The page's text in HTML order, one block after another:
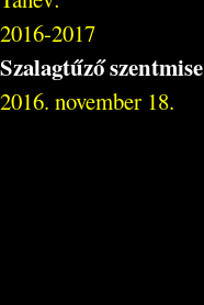
2016-2017
Szalagtűző szentmise
2016. november 18.